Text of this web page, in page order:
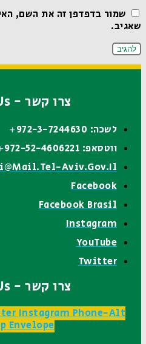
שמור בדפדפן זה את השם,
שאגיב.
צרו קשר - Contact Us
לשכה: 972-3-7244630+
ווטסאפ: 972-52-4606221+
Aviv.gov.il
Facebook
Facebook Brasil
Instagram
YouTube
Twitter
צרו קשר - Contact Us
InstagramPhone-Alt
Envelope